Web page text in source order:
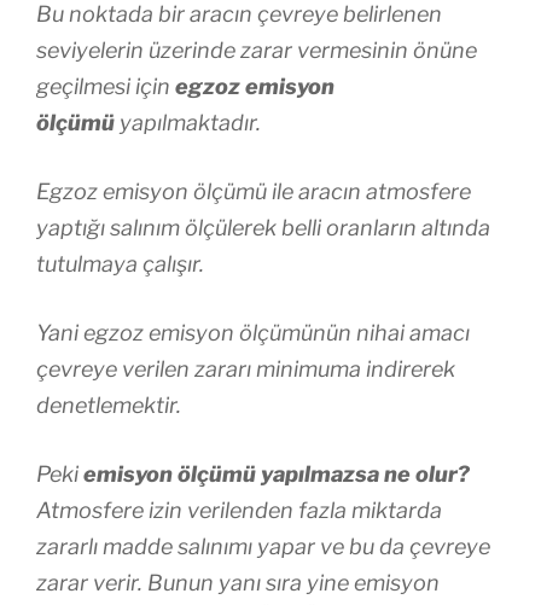
Bu noktada bir aracın çevreye belirlenen
seviyelerin üzerinde zarar vermesinin önüne
geçilmesi için egzoz emisyon
ölçümü yapılmaktadır.
Egzoz emisyon ölçümü ile aracın atmosfere
yaptığı salınım ölçülerek belli oranların altında
tutulmaya çalışır.
Yani egzoz emisyon ölçümünün nihai amacı
çevreye verilen zararı minimuma indirerek
denetlemektir.
Pekiemisyon ölçümü yapılmazsa ne olur?
Atmosfere izin verilenden fazla miktarda
zararlı madde salınımı yapar ve bu da çevreye
zarar verir. Bunun yanı sıra yine emisyon